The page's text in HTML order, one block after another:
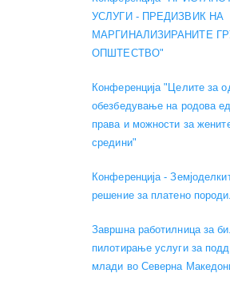
УСЛУГИ - ПРЕДИЗВИК НА
МАРГИНАЛИЗИРАНИТЕ
ОПШТЕСТВО"
Конференција "Целите за
обезбедување на родова
права и можности за
средини"
Конференција -
решение за платено
Завршна работилница за
пилотирање услуги за
млади во Северна